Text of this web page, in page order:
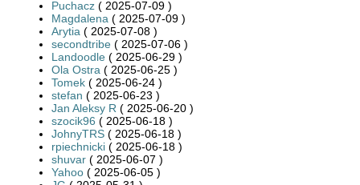
Puchacz ( 2025-07-09 )
Magdalena ( 2025-07-09 )
Arytia ( 2025-07-08 )
secondtribe ( 2025-07-06 )
Landoodle ( 2025-06-29 )
Ola Ostra ( 2025-06-25 )
Tomek ( 2025-06-24 )
stefan ( 2025-06-23 )
Jan Aleksy R ( 2025-06-20 )
szocik96 ( 2025-06-18 )
JohnyTRS ( 2025-06-18 )
rpiechnicki ( 2025-06-18 )
shuvar ( 2025-06-07 )
Yahoo ( 2025-06-05 )